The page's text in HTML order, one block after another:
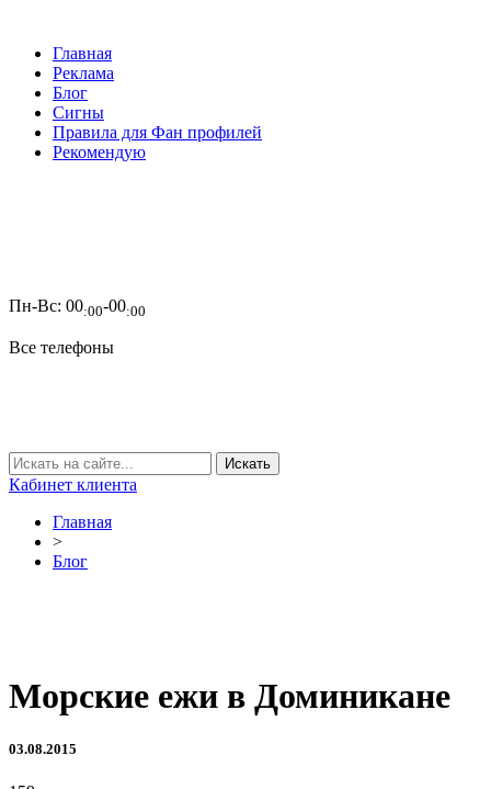
Главная
Реклама
Блог
Сигны
Правила для Фан профилей
Рекомендую
Пн-Вс: 00:00-00:00
Все телефоны
Кабинет клиента
Главная
>
Блог
Морские ежи в Доминикане
03.08.2015